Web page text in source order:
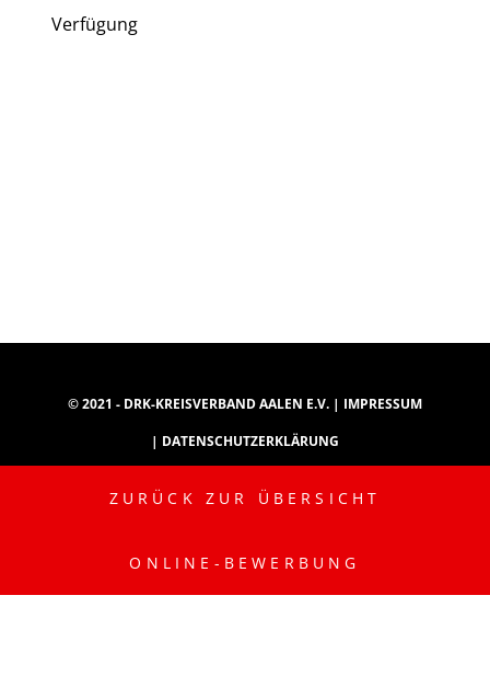
Verfügung
© 2021 - DRK-KREISVERBAND AALEN E.V. | IMPRESSUM
| DATENSCHUTZERKLÄRUNG
INSTAGRAM
YOUTUBE
ZURÜCK ZUR ÜBERSICHT
ONLINE-BEWERBUNG